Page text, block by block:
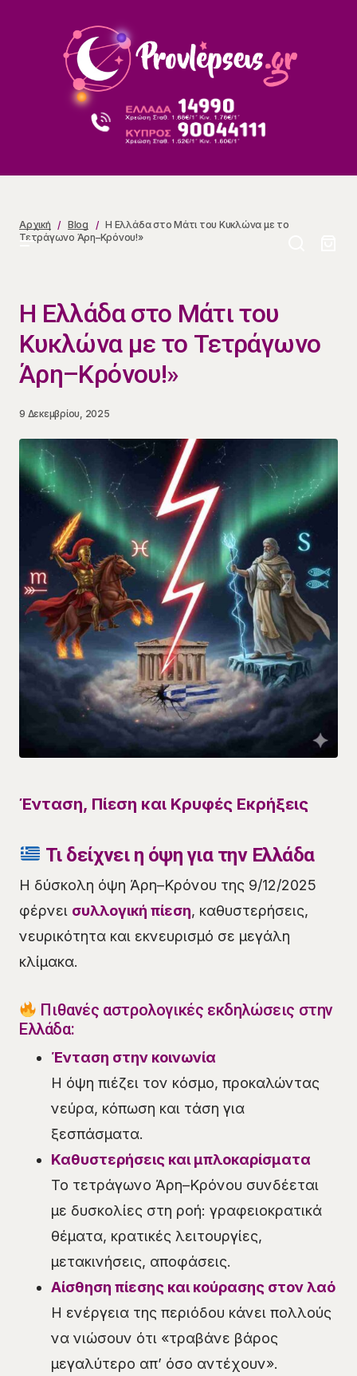
Αρχική Blog
Η Ελλάδα στο Μάτι του Κυκλώνα με το
Τετράγωνο Άρη–Κρόνου!»
Η Ελλάδα στο Μάτι του
Κυκλώνα με το Τετράγωνο
Άρη–Κρόνου!»
9 Δεκεμβρίου, 2025
Ένταση, Πίεση και Κρυφές Εκρήξεις
Τι δείχνει η όψη για την Ελλάδα
Η δύσκολη όψη Άρη–Κρόνου της 9/12/2025
φέρνει συλλογική πίεση, καθυστερήσεις,
νευρικότητα και εκνευρισμό σε μεγάλη
κλίμακα.
Πιθανές αστρολογικές εκδηλώσεις στην
Ελλάδα:
Ένταση στην κοινωνία
Η όψη πιέζει τον κόσμο, προκαλώντας
νεύρα, κόπωση και τάση για
ξεσπάσματα.
Καθυστερήσεις και μπλοκαρίσματα
Το τετράγωνο Άρη–Κρόνου συνδέεται
με δυσκολίες στη ροή: γραφειοκρατικά
θέματα, κρατικές λειτουργίες,
μετακινήσεις, αποφάσεις.
Αίσθηση πίεσης και κούρασης στον λαό
Η ενέργεια της περιόδου κάνει πολλούς
να νιώσουν ότι «τραβάνε βάρος
μεγαλύτερο απ’ όσο αντέχουν».